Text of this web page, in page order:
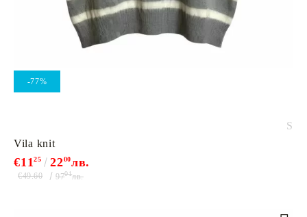
-77%
S
Vila knit
€1125 2200лв.
€49.60 9701лв.